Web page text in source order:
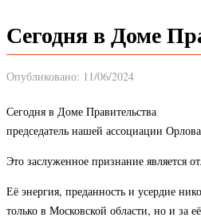
Сегодня в Доме
Опубликовано: 11/06/2024
Сегодня в Доме Правительства
председатель нашей ассоциации
Это заслуженное признание является
Её энергия, преданность и усердие
только в Московской области, но и за